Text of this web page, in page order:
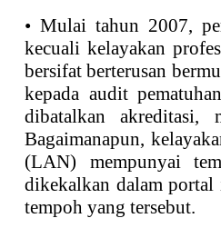
• Mulai tahun 2007,
kecuali kelayakan
bersifat berterusan
kepada audit
dibatalkan akreditasi,
Bagaimanapun,
(LAN) mempunyai
dikekalkan dalam portal
tempoh yang tersebut.